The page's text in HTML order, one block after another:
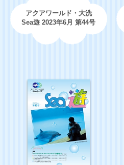
アクアワールド・大洗
Sea遊 2023年6月 第44号